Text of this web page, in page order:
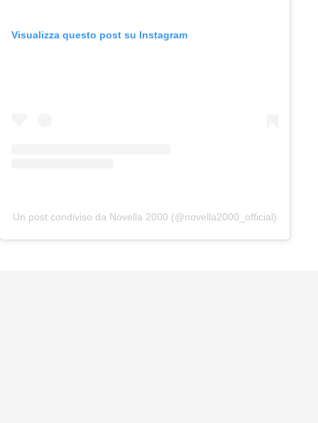
Visualizza questo post su Instagram
Un post condiviso da Novella 2000 (@novella2000_official)